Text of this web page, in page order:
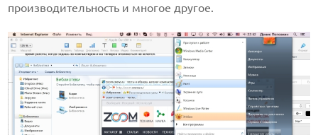
производительность и многое другое.